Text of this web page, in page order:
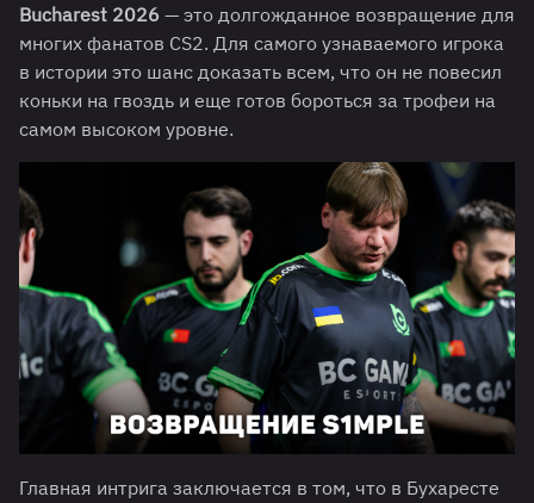
Bucharest 2026 — это долгожданное возвращение для
многих фанатов CS2. Для самого узнаваемого игрока
в истории это шанс доказать всем, что он не повесил
коньки на гвоздь и еще готов бороться за трофеи на
самом высоком уровне.
Главная интрига заключается в том, что в Бухаресте